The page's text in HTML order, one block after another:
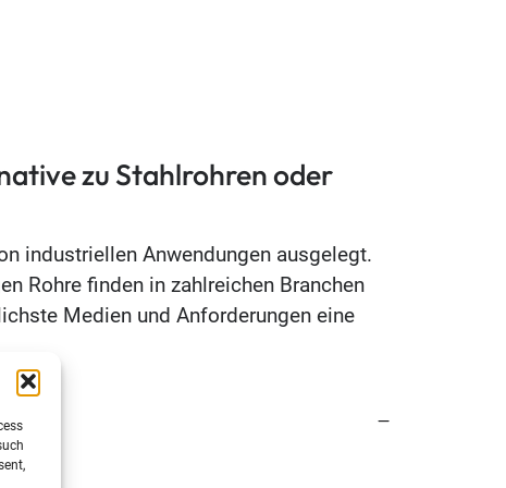
zu Stahlrohren oder
industriellen Anwendungen ausgelegt.
Rohre finden in zahlreichen Branchen
Medien und Anforderungen eine